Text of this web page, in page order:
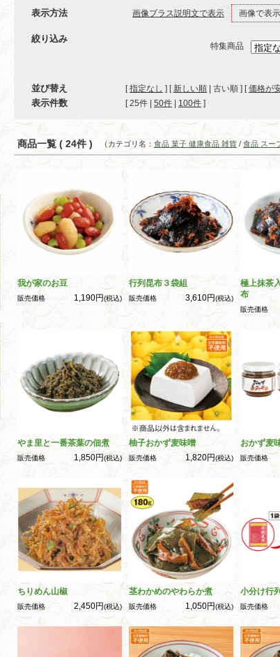
表示方法 画像プラス説明文で表示 画像で表示
絞り込み
特集商品
並び替え [指定なし ] [ 新しい順 | 古い順 ] [価格が
表示件数 [ 25件 50件 100件 ]
商品一覧 ( 24件 ) （カテゴリ名： 食品 菓子 健康食品 雑貨 / 食品 スー
我が家のお豆
販売価格 1,190円(税込)
行列昆布３袋組
販売価格 3,610円(税込)
極上抹茶
布
販売価格
やま里と一番茶葉の佃煮
販売価格 1,850円(税込)
柚子おかず麦味噌
販売価格 1,820円(税込)
おかず麦
販売価格
ちりめん山椒
販売価格 2,450円(税込)
茎わかめのやわらか煮
販売価格 1,050円(税込)
小分け行
販売価格